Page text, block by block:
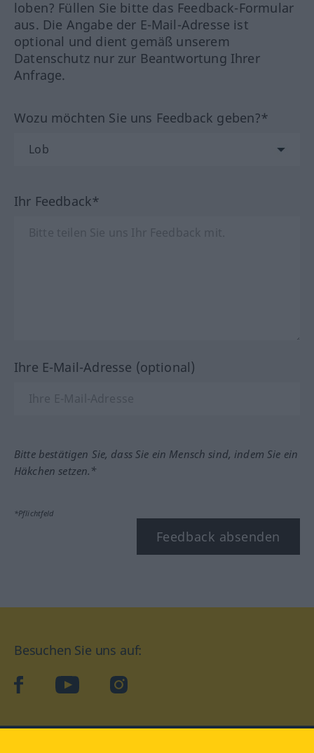
loben? Füllen Sie bitte das Feedback-Formular
aus. Die Angabe der E-Mail-Adresse ist
optional und dient gemäß unserem
Datenschutz nur zur Beantwortung Ihrer
Anfrage.
Wozu möchten Sie uns Feedback geben?*
Ihr Feedback*
Ihre E-Mail-Adresse (optional)
Bitte bestätigen Sie, dass Sie ein Mensch sind, indem Sie ein
Häkchen setzen.*
*Pflichtfeld
Feedback absenden
Besuchen Sie uns auf:
facebookYouTube Instagram